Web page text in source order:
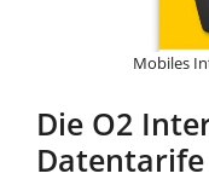
Mobiles
Die O2